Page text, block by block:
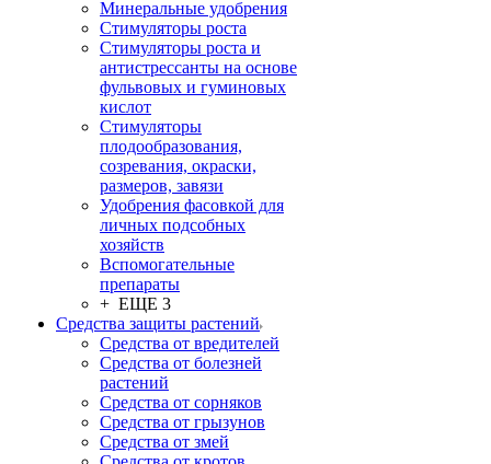
Минеральные удобрения
Стимуляторы роста
Стимуляторы роста и
антистрессанты на основе
фульвовых и гуминовых
кислот
Стимуляторы
плодообразования,
созревания, окраски,
размеров, завязи
Удобрения фасовкой для
личных подсобных
хозяйств
Вспомогательные
препараты
+ ЕЩЕ 3
Средства защиты растений
Средства от вредителей
Средства от болезней
растений
Средства от сорняков
Средства от грызунов
Средства от змей